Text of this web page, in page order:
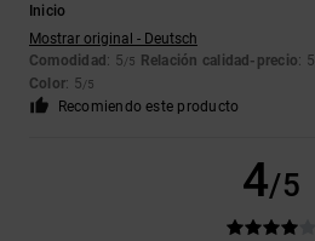
Inicio
Mostrar original - Deutsch
Comodidad : 5/5 Relación calidad-precio: 5
Color: 5/5
Recomiendo este producto
4/5